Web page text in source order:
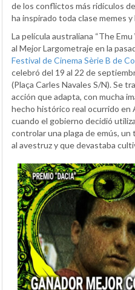
de los conflictos más ridículos
ha inspirado toda clase memes
La película australiana “The
al Mejor Largometraje en la
Festival de Cinema Sèrie B de
celebró del 19 al 22 de
(Plaça Carles Navales S/N). Se
acción que adapta, con mucha
hecho histórico real ocurrido en
cuando el gobierno decidió
controlar una plaga de emús,
al avestruz y que devastaba